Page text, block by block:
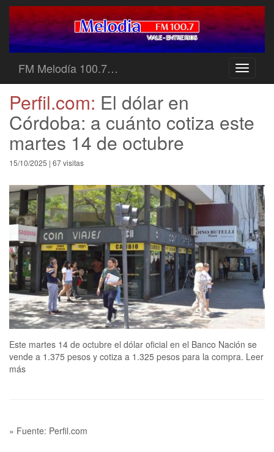
Toggle
FM Melodía 100.7…
Perfil.com: El dólar en
Córdoba: a cuánto cotiza este
martes 14 de octubre
15/10/2025 | 67 visitas
Este martes 14 de octubre el dólar oficial en el Banco Nación se
vende a 1.375 pesos y cotiza a 1.325 pesos para la compra. Leer
más
» Fuente: Perfil.com